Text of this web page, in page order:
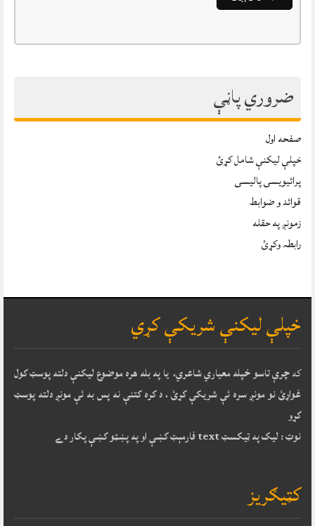
ضروري پاڼې
صفحه اول
خپلې ليکنې شامل کړئ
پرائیویسی پالیسی
قوائد و ضوابط
زمونږ په حقله
رابطہ وکړئ
خپلې ليکنې شريکې کړي
کهچرې تاسو خپله معياري شاعري، يا په بله هره موضوع ليکنې دلته پوسټ کول
غواړئ نو مونږ سره ئې شريکې کړئ ، د کره کتنې نه پس به ئې مونږ دلته پوسټ
کړو
نوټ : ليک په ټيکسټ text فارمېټ کښې او په پښټو کښې پکار دے
کټيګريز